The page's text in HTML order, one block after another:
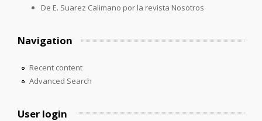
De E. Suarez Calimano por la revista Nosotros
Navigation
Recent content
Advanced Search
User login